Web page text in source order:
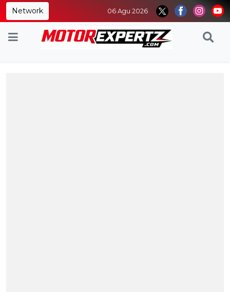
Network 06 Agu 2026